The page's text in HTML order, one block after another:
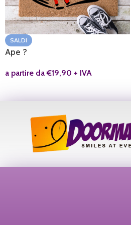
SALDI
Ape ?
a partire da€19,90 + IVA